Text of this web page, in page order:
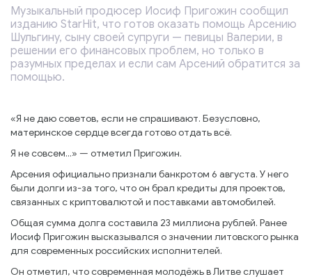
Музыкальный продюсер Иосиф Пригожин сообщил
изданию StarHit, что готов оказать помощь Арсению
Шульгину, сыну своей супруги — певицы Валерии, в
решении его финансовых проблем, но только в
разумных пределах и если сам Арсений обратится за
помощью.
«Я не даю советов, если не спрашивают. Безусловно,
материнское сердце всегда готово отдать всё.
Я не совсем...» — отметил Пригожин.
Арсения официально признали банкротом 6 августа. У него
были долги из-за того, что он брал кредиты для проектов,
связанных с криптовалютой и поставками автомобилей.
Общая сумма долга составила 23 миллиона рублей. Ранее
Иосиф Пригожин высказывался о значении литовского рынка
для современных российских исполнителей.
Он отметил, что современная молодёжь в Литве слушает